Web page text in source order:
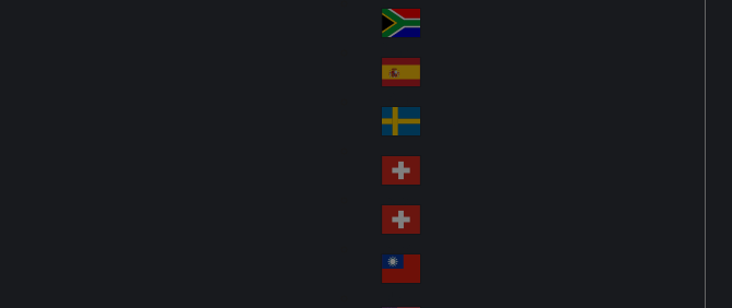
va
kia
So
uth
Af
ric
a
Sp
ain
Sw
ed
en
Sw
itz
erl
an
Sw
itz
erl